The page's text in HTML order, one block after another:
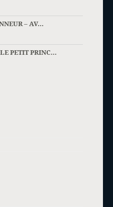
– AV...
PETIT PRINC...